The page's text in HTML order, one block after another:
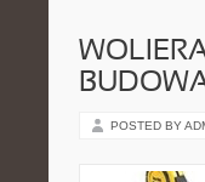
POSTED BY